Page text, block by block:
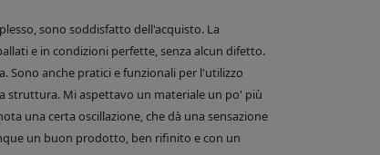
sono soddisfatto dell'acquisto. La
e in condizioni perfette, senza alcun difetto.
Sono anche pratici e funzionali per l'utilizzo
struttura. Mi aspettavo un materiale un po' più
una certa oscillazione, che dà una sensazione
un buon prodotto, ben rifinito e con un